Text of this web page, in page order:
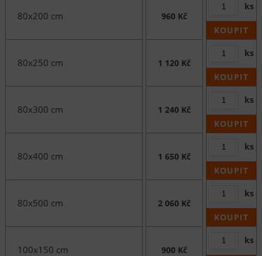
80x200 cm 960 Kč
ks
KOUPIT
80x250 cm 1 120 Kč
ks
KOUPIT
80x300 cm 1 240 Kč
ks
KOUPIT
80x400 cm 1 650 Kč
ks
KOUPIT
80x500 cm 2 060 Kč
ks
KOUPIT
100x150 cm 900 Kč
ks